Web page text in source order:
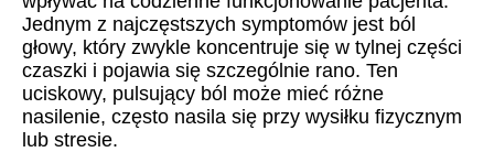
Jednym z najczęstszych symptomów jest ból
głowy, który zwykle koncentruje się w tylnej części
czaszki i pojawia się szczególnie rano. Ten
uciskowy, pulsujący ból może mieć różne
nasilenie, często nasila się przy wysiłku fizycznym
lub stresie.